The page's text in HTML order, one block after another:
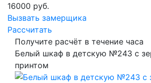
16000 руб.
Вызвать замерщика
Рассчитать
Получите расчёт в течение часа
Белый шкаф в детскую №243 с
принтом